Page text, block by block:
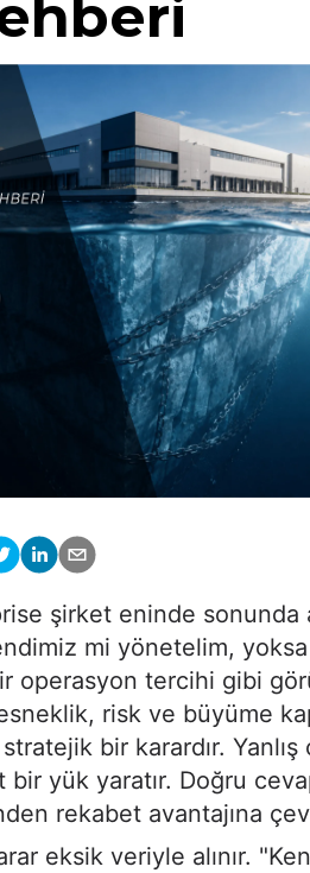
şirket eninde sonunda
mi yönetelim, yoksa
operasyon tercihi gibi
risk ve büyüme
bir karardır. Yanlış
bir yük yaratır. Doğru
rekabet avantajına
eksik veriyle alınır.